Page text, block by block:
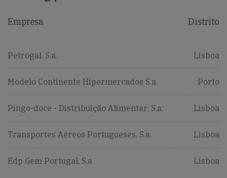
Empresa Distrito
Petrogal, S.a. Lisboa
Modelo Continente Hipermercados S.a. Porto
Pingo-doce - Distribuição Alimentar, S.a. Lisboa
Transportes Aéreos Portugueses, S.a. Lisboa
Edp Gem Portugal, S.a Lisboa